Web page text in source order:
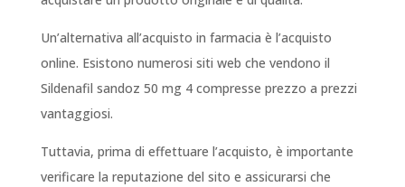
Un’alternativa all’acquisto in farmacia è l’acquisto
online. Esistono numerosi siti web che vendono il
Sildenafil sandoz 50 mg 4 compresse prezzo a prezzi
vantaggiosi.
Tuttavia, prima di effettuare l’acquisto, è importante
verificare la reputazione del sito e assicurarsi che